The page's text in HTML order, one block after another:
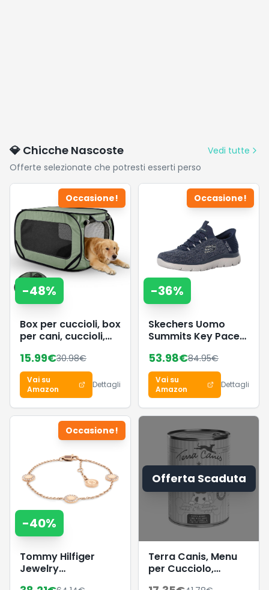
💎 Chicche Nascoste
Vedi tutte
Offerte selezionate che potresti esserti perso
Occasione!
-48%
Box per cuccioli, box
per cani, cuccioli,
gatti, conigli,
beccuccio (stile 2 –
verde)
15.99€30.98€
Vai su
Amazon
Dettagli
Occasione!
-36%
Skechers Uomo
Summits Key Pace
Navy Mesh, 39.5 EU
53.98€84.95€
Vai su
Amazon
Dettagli
Occasione!
-40%
Tommy Hilfiger
Jewelry
Offerta Scaduta
Terra Canis, Menu
per Cucciolo,